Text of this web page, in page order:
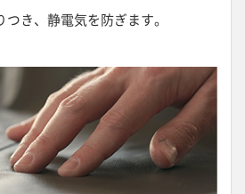
き、静電気を防ぎます。